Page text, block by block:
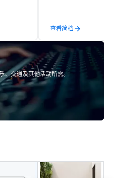
and
brand.
direct line of
unparalleled
查看简档
、交通及其他活动所需。